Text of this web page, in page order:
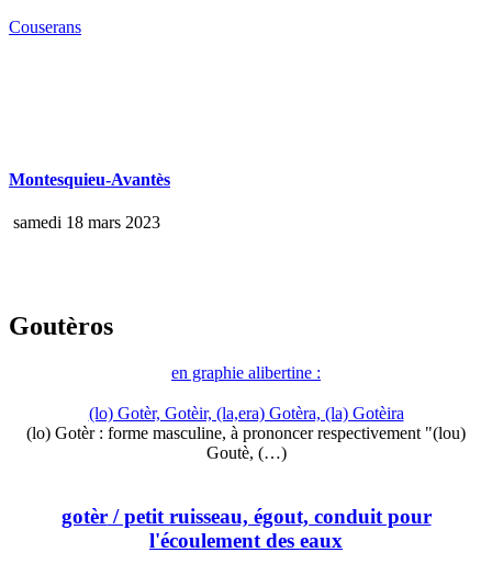
Couserans
Montesquieu-Avantès
samedi 18 mars 2023
Goutèros
en graphie alibertine :
(lo) Gotèr, Gotèir, (la,era) Gotèra, (la) Gotèira
(lo) Gotèr : forme masculine, à prononcer respectivement "(lou)
Goutè, (…)
gotèr/ petit ruisseau, égout, conduit pour
l'écoulement des eaux